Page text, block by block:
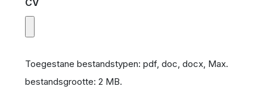
CV
Toegestane bestandstypen: pdf, doc, docx, Max.
bestandsgrootte: 2 MB.